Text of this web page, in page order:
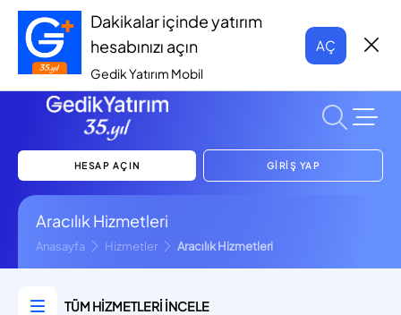
Dakikalar içinde yatırım
hesabınızı açın
Gedik Yatırım Mobil
AÇ
HESAP AÇIN GİRİŞ YAP
Aracılık Hizmetleri
Anasayfa Hizmetler Aracılık Hizmetleri
TÜM HİZMETLERİ İNCELE